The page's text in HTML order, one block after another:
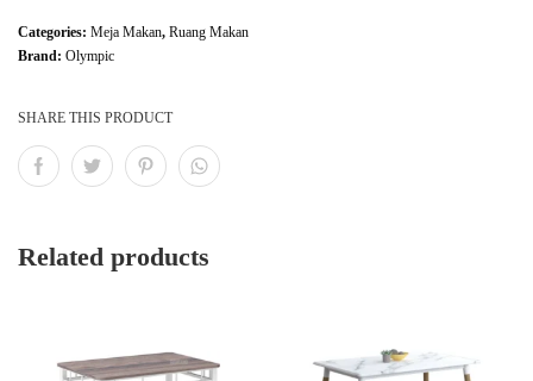
Categories: Meja Makan, Ruang Makan
Brand: Olympic
SHARE THIS PRODUCT
Related products